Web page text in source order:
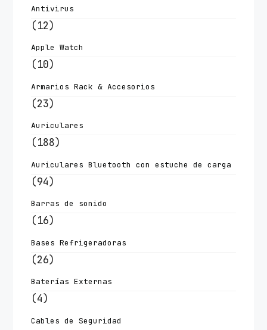
Antivirus
(12)
Apple Watch
(10)
Armarios Rack & Accesorios
(23)
Auriculares
(188)
Auriculares Bluetooth con estuche de carga
(94)
Barras de sonido
(16)
Bases Refrigeradoras
(26)
Baterías Externas
(4)
Cables de Seguridad